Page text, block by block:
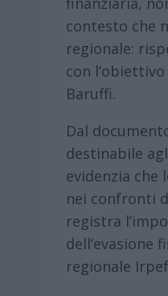
contesto che
regionale:
con
Baruffi.
Dal
destinabile
evidenzia
nei confronti
registra
dell’evasione
regionale